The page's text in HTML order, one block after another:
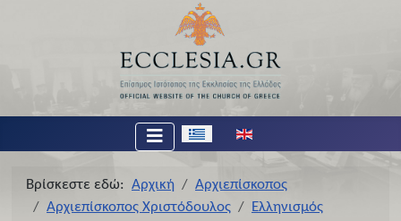
Επιλέξτε τη γλώσσα σας
Βρίσκεστε εδώ: Αρχική
Αρχιεπίσκοπος
Αρχιεπίσκοπος Χριστόδουλος
Ελληνισμός